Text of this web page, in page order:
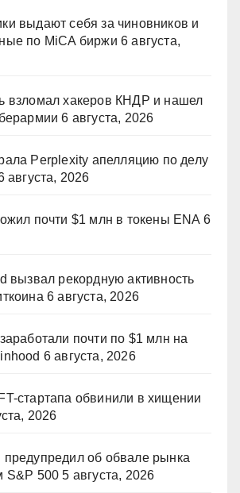
выдают себя за чиновников и
по MiCA биржи 6 августа,
взломал хакеров КНДР и нашел
6 августа, 2026
Perplexity апелляцию по делу
августа, 2026
почти $1 млн в токены ENA 6
вызвал рекордную активность
6 августа, 2026
почти по $1 млн на
6 августа, 2026
стартапа обвинили в хищении
2026
об обвале рынка
S&P 500 5 августа, 2026